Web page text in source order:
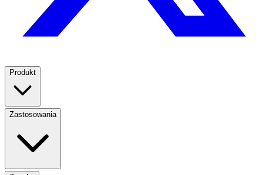
Produkt
Zastosowania